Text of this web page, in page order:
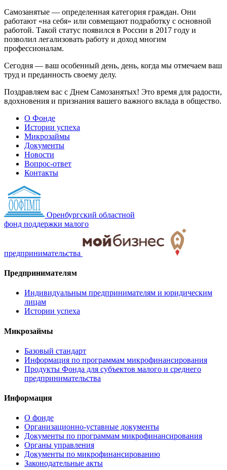
Самозанятые — определенная категория граждан. Они
работают «на себя» или совмещают подработку с основной
работой. Такой статус появился в России в 2017 году и
позволил легализовать работу и доход многим
профессионалам.
Сегодня — ваш особенный день, день, когда мы отмечаем ваш
труд и преданность своему делу.
Поздравляем вас с Днем Самозанятых! Это время для радости,
вдохновения и признания вашего важного вклада в общество.
О Фонде
Истории успеха
Микрозаймы
Документы
Новости
Вопрос-ответ
Контакты
Оренбургский областной
фонд поддержки малого
предпринимательства
Предпринимателям
Индивидуальным предпринимателям и юридическим
лицам
Истории успеха
Микрозаймы
Базовый стандарт
Информация по программам микрофинансирования
Продукты Фонда для субъектов малого и среднего
предпринимательства
Информация
О фонде
Организационно-уставные документы
Документы по программам микрофинансирования
Органы управления
Документы по микрофинансированию
Законодательные акты